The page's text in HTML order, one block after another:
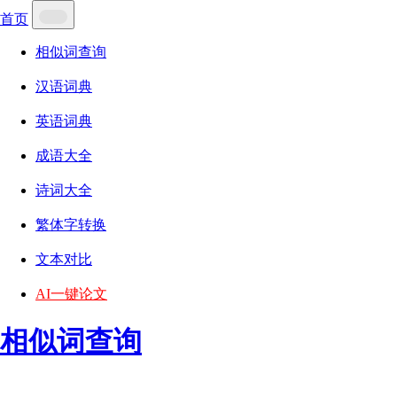
首页
相似词查询
汉语词典
英语词典
成语大全
诗词大全
繁体字转换
文本对比
AI一键论文
相似词查询